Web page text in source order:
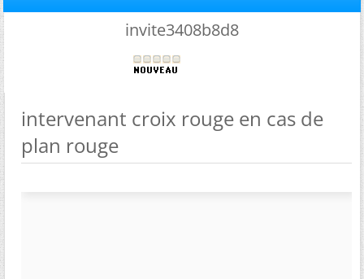
invite3408b8d8
intervenant croix rouge en cas de
plan rouge